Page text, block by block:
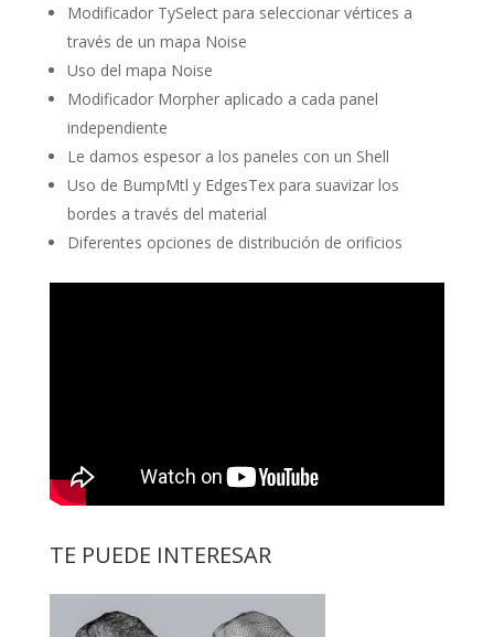
Modificador TySelect para seleccionar vértices a
través de un mapa Noise
Uso del mapa Noise
Modificador Morpher aplicado a cada panel
independiente
Le damos espesor a los paneles con un Shell
Uso de BumpMtl y EdgesTex para suavizar los
bordes a través del material
Diferentes opciones de distribución de orificios
TE PUEDE INTERESAR